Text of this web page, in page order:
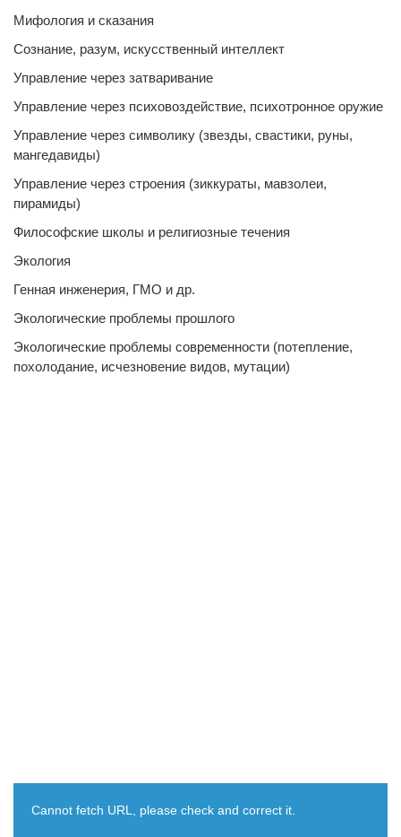
Мифология и сказания
Сознание, разум, искусственный интеллект
Управление через затваривание
Управление через психовоздействие, психотронное оружие
Управление через символику (звезды, свастики, руны,
мангедавиды)
Управление через строения (зиккураты, мавзолеи,
пирамиды)
Философские школы и религиозные течения
Экология
Генная инженерия, ГМО и др.
Экологические проблемы прошлого
Экологические проблемы современности (потепление,
похолодание, исчезновение видов, мутации)
Cannot fetch URL, please check and correct it.